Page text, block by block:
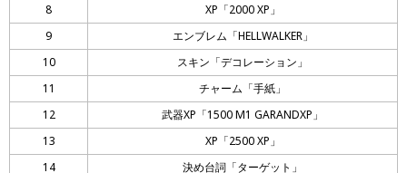
8
XP「2000 XP」
9
エンブレム「HELLWALKER」
10
スキン「デコレーション」
11
チャーム「手紙」
12
武器XP「1500 M1 GARANDXP」
13
XP「2500 XP」
14
決め台詞「ターゲット」